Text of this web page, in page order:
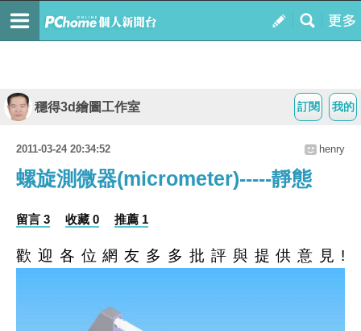
我的
訂閱
穩得3d繪圖工作室
2011-03-24 20:34:52 henry
螺旋測微器(micrometer)-----靜態
留言 3 收藏 0 推薦 1
歡迎各位網友多多批評與提供意見!